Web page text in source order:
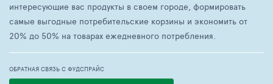
интересующие вас продукты в своем городе, формировать
самые выгодные потребительские корзины и экономить от
20% до 50% на товарах ежедневного потребления.
ОБРАТНАЯ СВЯЗЬ С ФУДСПРАЙС